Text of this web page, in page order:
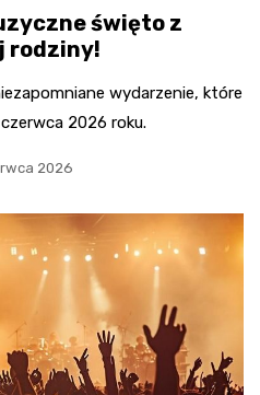
święto z
rodziny!
wydarzenie, które
2026 roku.
2026